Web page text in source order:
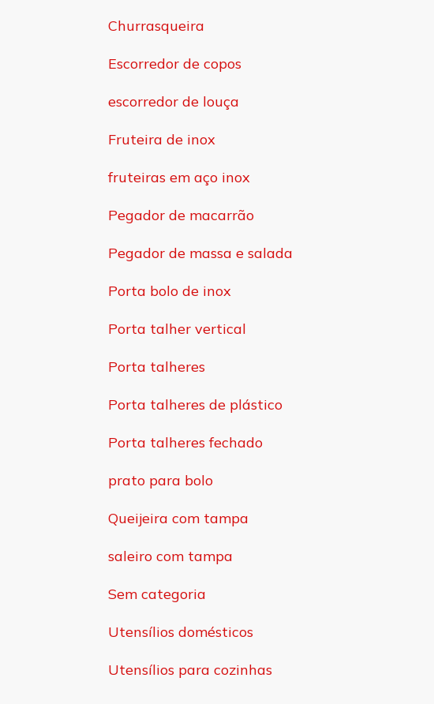
Churrasqueira
Escorredor de copos
escorredor de louça
Fruteira de inox
fruteiras em aço inox
Pegador de macarrão
Pegador de massa e salada
Porta bolo de inox
Porta talher vertical
Porta talheres
Porta talheres de plástico
Porta talheres fechado
prato para bolo
Queijeira com tampa
saleiro com tampa
Sem categoria
Utensílios domésticos
Utensílios para cozinhas